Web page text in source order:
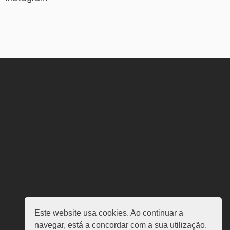
Este website usa cookies. Ao continuar a
navegar, está a concordar com a sua utilização.